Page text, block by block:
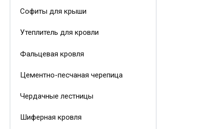
Софиты для крыши
Утеплитель для кровли
Фальцевая кровля
Цементно-песчаная черепица
Чердачные лестницы
Шиферная кровля